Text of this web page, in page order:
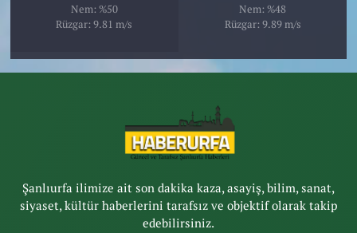
Nem: %50
Rüzgar: 9.81 m/s
Nem: %48
Rüzgar: 9.89 m/s
Şanlıurfa ilimize ait son dakika kaza, asayiş, bilim, sanat,
siyaset, kültür haberlerini tarafsız ve objektif olarak takip
edebilirsiniz.